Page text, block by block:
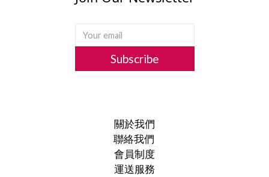
Subscribe
關於我們
聯絡我們
會員制度
運送服務